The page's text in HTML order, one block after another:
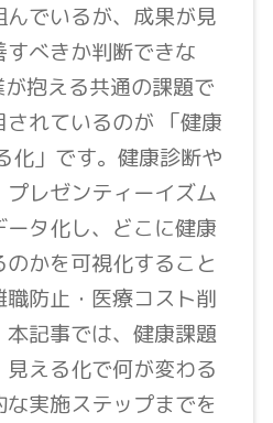
んでいるが、成果が見
べきか判断できな
抱える共通の課題で
れているのが 「健康
化」です。健康診断や
レゼンティーイズム
タ化し、どこに健康
かを可視化すること
防止・医療コスト削
記事では、健康課題
える化で何が変わる
実施ステップまでを